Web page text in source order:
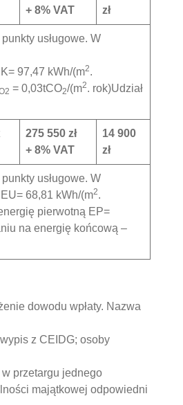
+ 8% VAT
zł
usługowe. W
97,47 kWh/(m2.
= 0,03tCO2/(m2. rok)Udział
275 550 zł
+ 8% VAT
14 900
zł
usługowe. W
68,81 kWh/(m2.
pierwotną EP=
na energię końcową –
dowodu wpłaty. Nazwa
z CEIDG; osoby
przetargu jednego
majątkowej odpowiedni